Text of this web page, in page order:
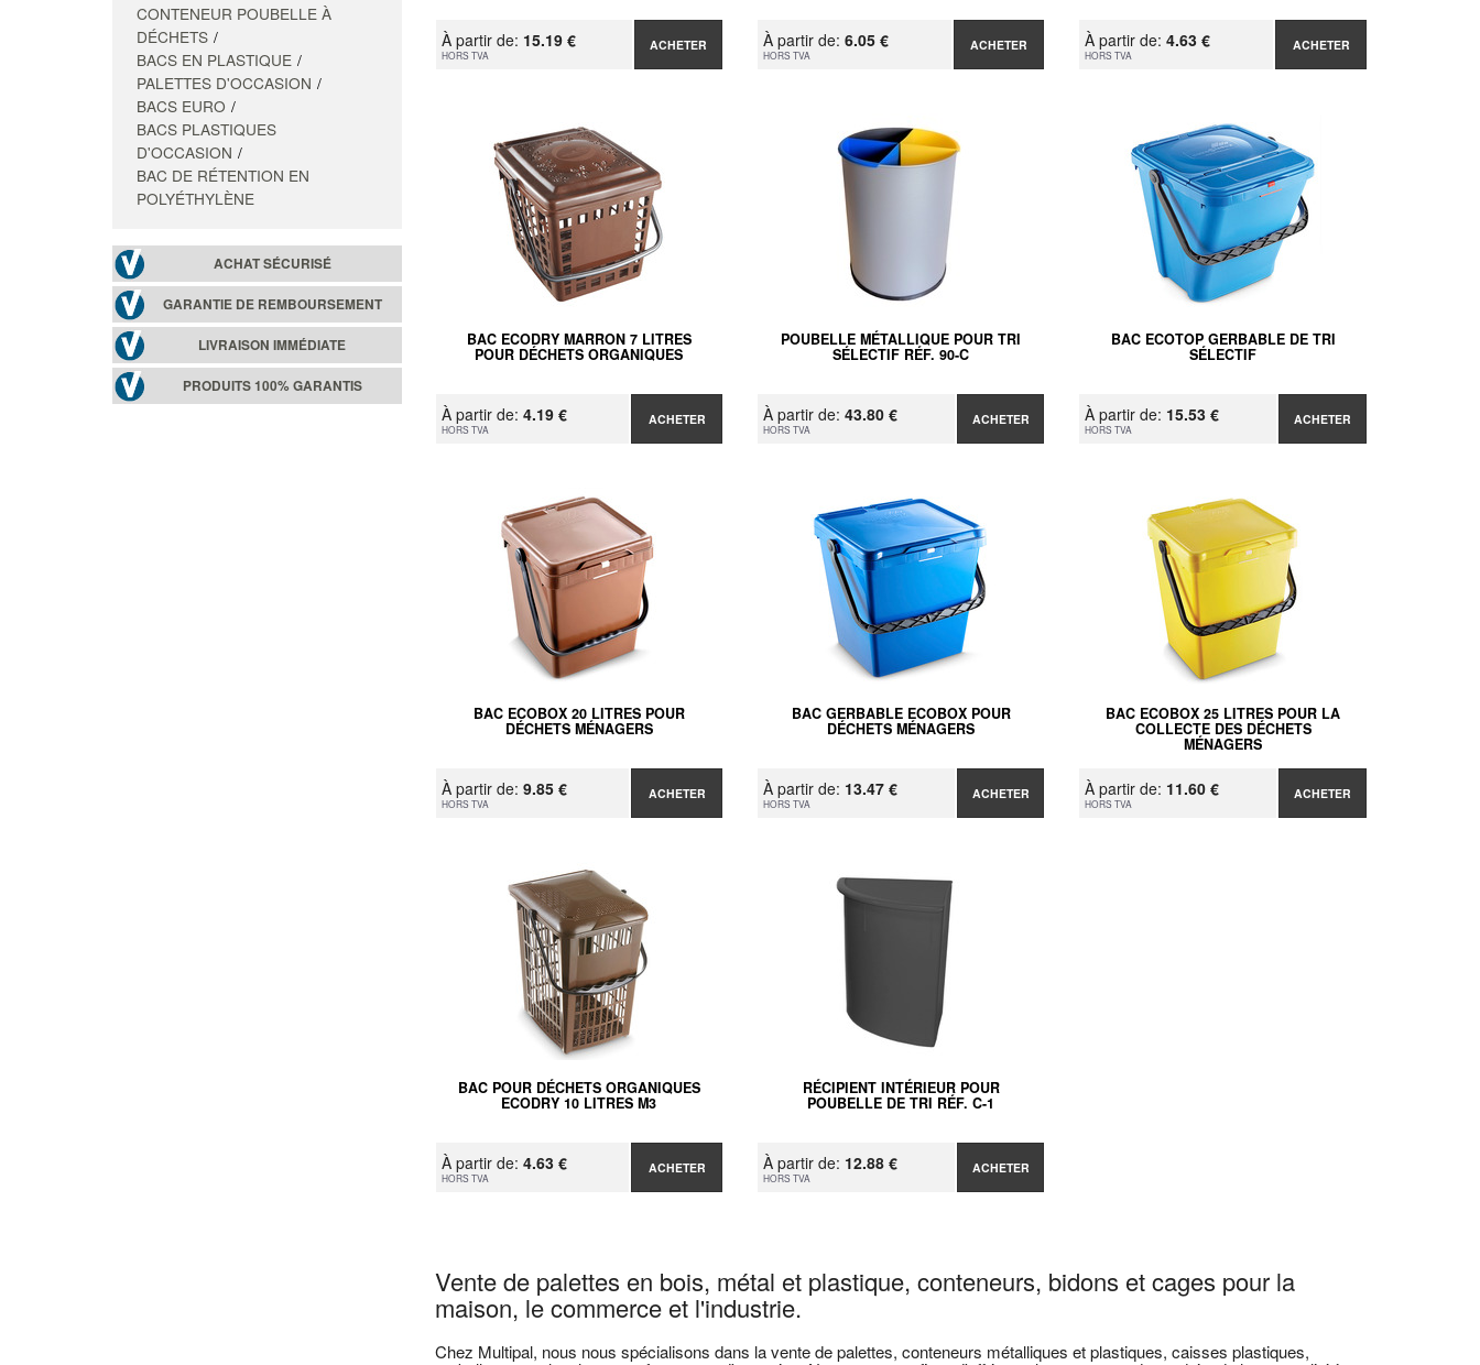
CONTENEUR POUBELLE À
DÉCHETS
BACS EN PLASTIQUE
PALETTES D'OCCASION
BACS EURO
BACS PLASTIQUES
D'OCCASION
BAC DE RÉTENTION EN
POLYÉTHYLÈNE
ACHAT SÉCURISÉ
GARANTIE DE REMBOURSEMENT
LIVRAISON IMMÉDIATE
PRODUITS 100% GARANTIS
À partir de: 15.19 €
HORS TVA
ACHETER À partir de: 6.05 €
HORS TVA
ACHETER À partir de:4.63 €
HORS TVA
ACHETER
BAC ECODRY MARRON 7 LITRES
POUR DÉCHETS ORGANIQUES
À partir de: 4.19 €
HORS TVA
ACHETER
POUBELLE MÉTALLIQUE POUR TRI
SÉLECTIF RÉF. 90-C
À partir de: 43.80 €
HORS TVA
ACHETER
BAC ECOTOP GERBABLE DE TRI
SÉLECTIF
À partir de: 15.53 €
HORS TVA
ACHETER
BAC ECOBOX 20 LITRES POUR
DÉCHETS MÉNAGERS
À partir de: 9.85 €
HORS TVA
ACHETER
BAC GERBABLE ECOBOX POUR
DÉCHETS MÉNAGERS
À partir de: 13.47 €
HORS TVA
ACHETER
BAC ECOBOX 25 LITRES POUR LA
COLLECTE DES DÉCHETS
MÉNAGERS
À partir de: 11.60 €
HORS TVA
ACHETER
BAC POUR DÉCHETS ORGANIQUES
ECODRY 10 LITRES M3
À partir de: 4.63 €
HORS TVA
ACHETER
RÉCIPIENT INTÉRIEUR POUR
POUBELLE DE TRI RÉF. C-1
À partir de: 12.88 €
HORS TVA
ACHETER
Vente de palettes en bois, métal et plastique, conteneurs, bidons et cages pour la
maison, le commerce et l'industrie.
Chez Multipal, nous nous spécialisons dans la vente de palettes, conteneurs métalliques et plastiques, caisses plastiques,